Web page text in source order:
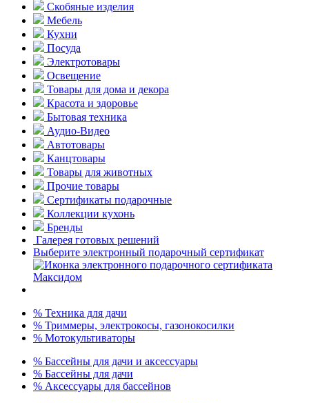
Скобяные изделия
Мебель
Кухни
Посуда
Электротовары
Освещение
Товары для дома и декора
Красота и здоровье
Бытовая техника
Аудио-Видео
Автотовары
Канцтовары
Товары для животных
Прочие товары
Сертификаты подарочные
Коллекции кухонь
Бренды
Галерея готовых решений
Выберите электронный подарочный сертификат
% Техника для дачи
% Триммеры, электрокосы, газонокосилки
% Мотокультиваторы
% Бассейны для дачи и аксессуары
% Бассейны для дачи
% Аксессуары для бассейнов